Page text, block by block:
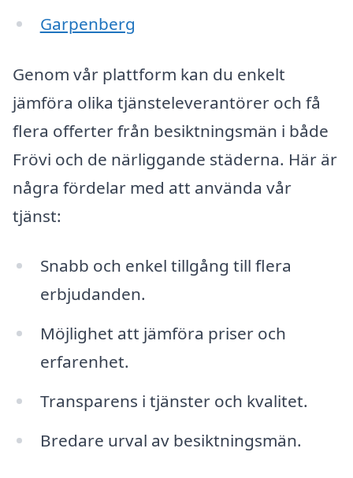
Garpenberg
Genom vår plattform kan du enkelt
jämföra olika tjänsteleverantörer och få
flera offerter från besiktningsmän i både
Frövi och de närliggande städerna. Här är
några fördelar med att använda vår
tjänst:
Snabb och enkel tillgång till flera
erbjudanden.
Möjlighet att jämföra priser och
erfarenhet.
Transparens i tjänster och kvalitet.
Bredare urval av besiktningsmän.